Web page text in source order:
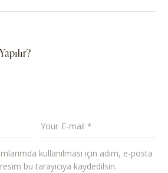
kullanılması için adım, e-posta
bu tarayıcıya kaydedilsin.